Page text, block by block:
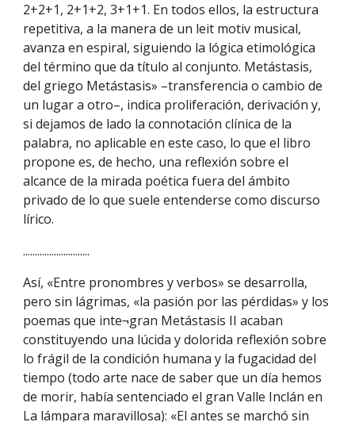
2+2+1, 2+1+2, 3+1+1. En todos ellos, la estructura
repetitiva, a la manera de un leit motiv musical,
avanza en espiral, siguiendo la lógica etimológica
del término que da título al conjunto. Metástasis,
del griego Metástasis» –transferencia o cambio de
un lugar a otro–, indica proliferación, derivación y,
si dejamos de lado la connotación clínica de la
palabra, no aplicable en este caso, lo que el libro
propone es, de hecho, una reflexión sobre el
alcance de la mirada poética fuera del ámbito
privado de lo que suele entenderse como discurso
lírico.
............................
Así, «Entre pronombres y verbos» se desarrolla,
pero sin lágrimas, «la pasión por las pérdidas» y los
poemas que inte¬gran Metástasis II acaban
constituyendo una lúcida y dolorida reflexión sobre
lo frágil de la condición humana y la fugacidad del
tiempo (todo arte nace de saber que un día hemos
de morir, había sentenciado el gran Valle Inclán en
La lámpara maravillosa): «El antes se marchó sin